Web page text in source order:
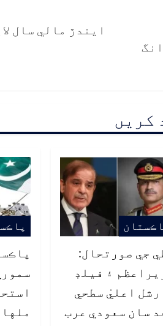
ايندڙ مالي سال
کریں
جي صورتحال:
۽ فيلڊ
اعليٰ سطحي
سان سعودي عرب